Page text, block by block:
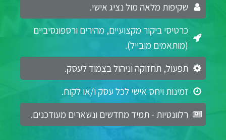
שקיפות מלאה מול נציג אישי.
כרטיסי ביקור מקצועיים, מהירים ורספונסיביים
(מותאמים מובייל).
תפעול, תחזוקה וניהול בצמוד לעסק.
זמינות ויחס אישי לכל עסק ו/או לקוח.
רלוונטיות - תמיד מחדשים ונשארים מעודכנים.